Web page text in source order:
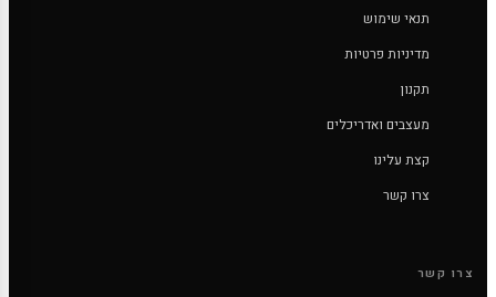
תנאי שימוש
מדיניות פרטיות
תקנון
מעצבים ואדריכלים
קצת עלינו
צרו קשר
צרו קשר